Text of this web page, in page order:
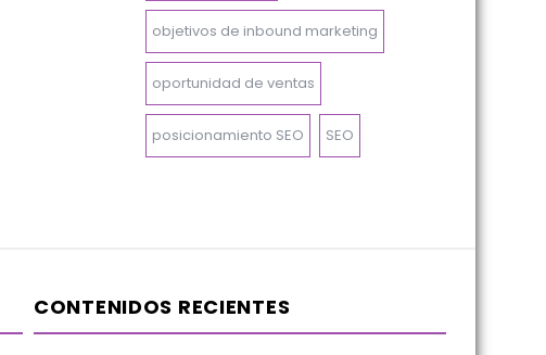
objetivos de inbound marketing
oportunidad de ventas
posicionamiento SEO SEO
CONTENIDOS RECIENTES